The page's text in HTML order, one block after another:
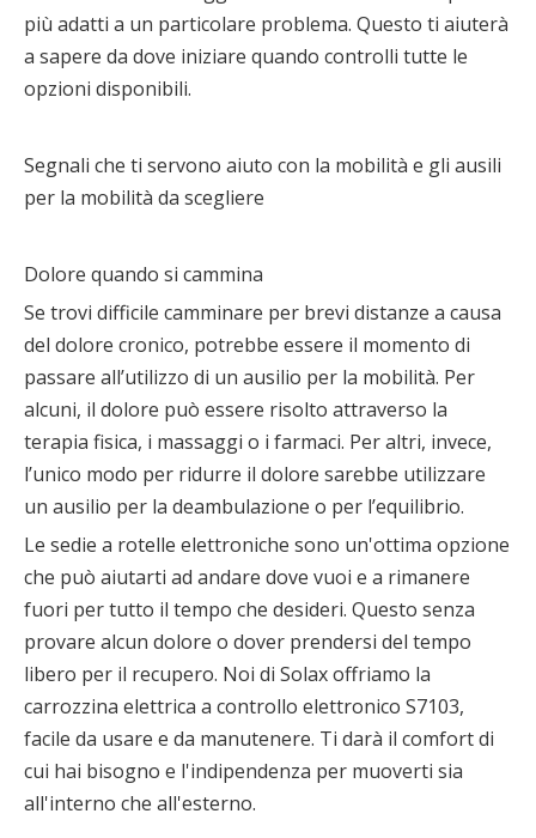
più adatti a un particolare problema. Questo ti aiuterà
a sapere da dove iniziare quando controlli tutte le
opzioni disponibili.
Segnali che ti servono aiuto con la mobilità e gli ausili
per la mobilità da scegliere
Dolore quando si cammina
Se trovi difficile camminare per brevi distanze a causa
del dolore cronico, potrebbe essere il momento di
passare all’utilizzo di un ausilio per la mobilità. Per
alcuni, il dolore può essere risolto attraverso la
terapia fisica, i massaggi o i farmaci. Per altri, invece,
l’unico modo per ridurre il dolore sarebbe utilizzare
un ausilio per la deambulazione o per l’equilibrio.
Le sedie a rotelle elettroniche sono un'ottima opzione
che può aiutarti ad andare dove vuoi e a rimanere
fuori per tutto il tempo che desideri. Questo senza
provare alcun dolore o dover prendersi del tempo
libero per il recupero. Noi di Solax offriamo la
carrozzina elettrica a controllo elettronico S7103,
facile da usare e da manutenere. Ti darà il comfort di
cui hai bisogno e l'indipendenza per muoverti sia
all'interno che all'esterno.